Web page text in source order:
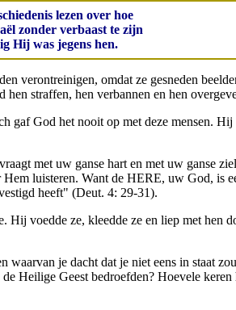
lezen over hoe
zonder verbaast te zijn
Hij was jegens hen.
verontreinigen, omdat ze gesneden
straffen, hen verbannen en hen
God het nooit op met deze mensen. Hij
met uw ganse hart en met uw ganse
luisteren. Want de HERE, uw God, is
heeft" (Deut. 4: 29-31).
voedde ze, kleedde ze en liep met hen
je dacht dat je niet eens in staat
Heilige Geest bedroefden? Hoevele